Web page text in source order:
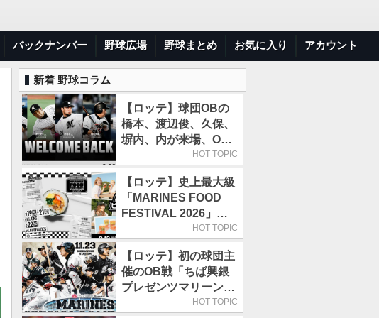
バックナンバー 野球広場 野球まとめ お気に入り アカウント
新着 野球コラム
【ロッテ】球団OBの
橋本、渡辺俊、久保、
塀内、内が来場、OB
解説も／9月22日開催
HOT TOPIC
【ロッテ】史上最大級
「MARINES FOOD
FESTIVAL 2026」第4
弾「KOREAN
日／初日はビール半額
デー
HOT TOPIC
【ロッテ】初の球団主
催のOB戦「ちば興銀
プレゼンツマリーンズ
スペシャルゲームHOT TOPIC